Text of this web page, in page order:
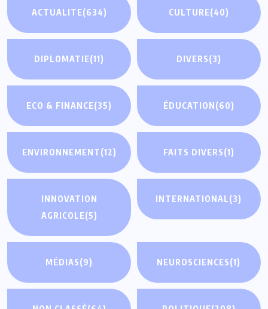
ACTUALITE(634) CULTURE(40)
DIPLOMATIE(11) DIVERS(3)
ECO & FINANCE(35) ÉDUCATION(60)
ENVIRONNEMENT(12) FAITS DIVERS(1)
INNOVATION
AGRICOLE(5)
INTERNATIONAL(3)
MÉDIAS(9) NEUROSCIENCES(1)